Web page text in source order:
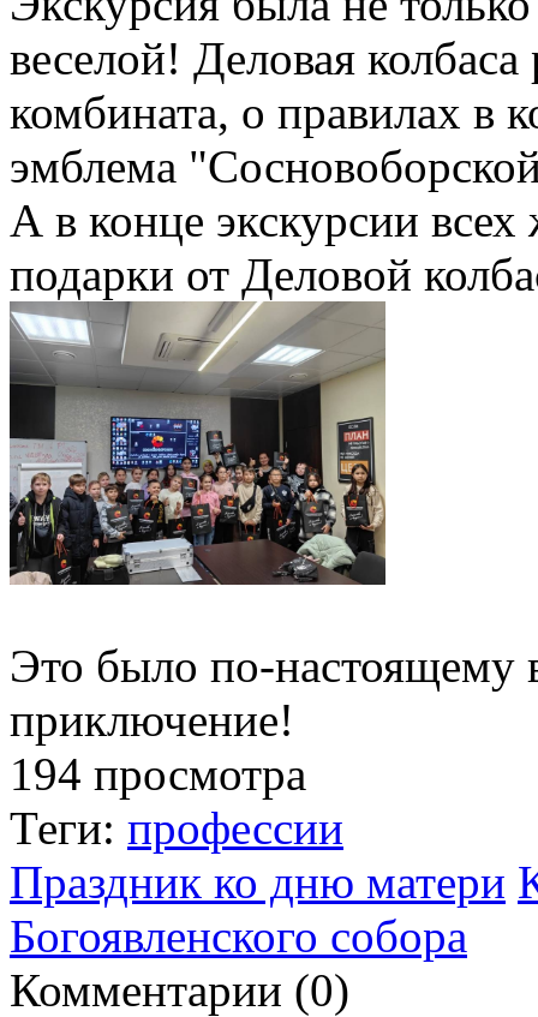
веселой! Деловая
комбината, о правилах в
эмблема
А в конце экскурсии
подарки от Деловой
Это было по-настоящему
приключение!
194 просмотра
Теги: профессии
Праздник ко дню матери
Богоявленского собора
Комментарии (0)